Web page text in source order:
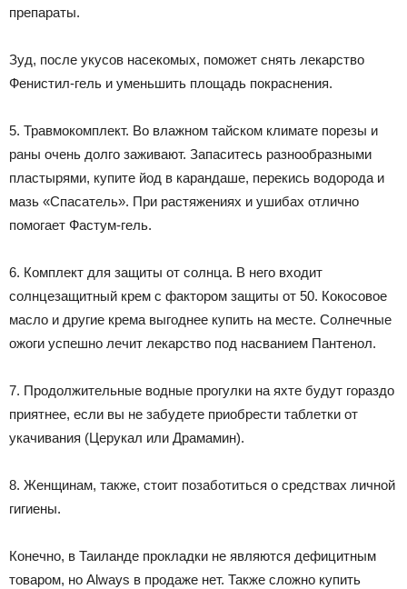
препараты.
Зуд, после укусов насекомых, поможет снять лекарство
Фенистил-гель и уменьшить площадь покраснения.
5. Травмокомплект. Во влажном тайском климате порезы и
раны очень долго заживают. Запаситесь разнообразными
пластырями, купите йод в карандаше, перекись водорода и
мазь «Спасатель». При растяжениях и ушибах отлично
помогает Фастум-гель.
6. Комплект для защиты от солнца. В него входит
солнцезащитный крем с фактором защиты от 50. Кокосовое
масло и другие крема выгоднее купить на месте. Солнечные
ожоги успешно лечит лекарство под насванием Пантенол.
7. Продолжительные водные прогулки на яхте будут гораздо
приятнее, если вы не забудете приобрести таблетки от
укачивания (Церукал или Драмамин).
8. Женщинам, также, стоит позаботиться о средствах личной
гигиены.
Конечно, в Таиланде прокладки не являются дефицитным
товаром, но Always в продаже нет. Также сложно купить